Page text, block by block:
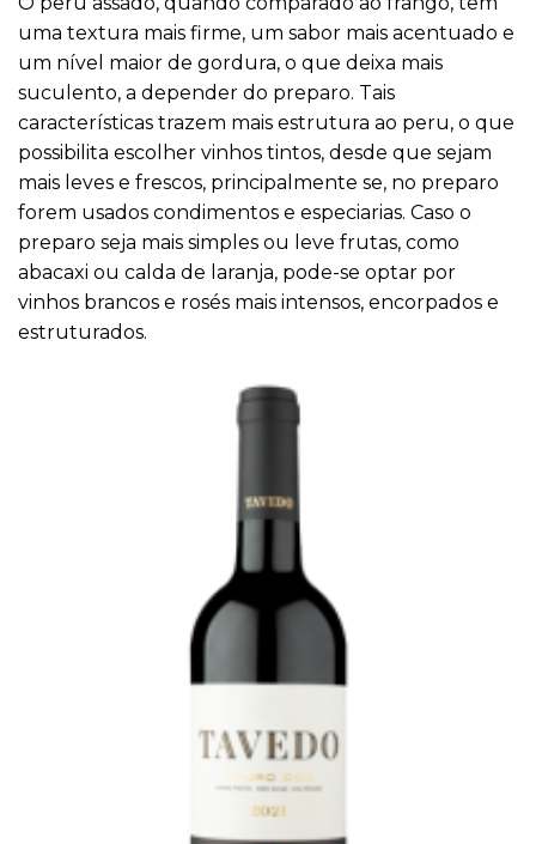
uma textura mais firme, um sabor mais acentuado e
um nível maior de gordura, o que deixa mais
suculento, a depender do preparo. Tais
características trazem mais estrutura ao peru, o que
possibilita escolher vinhos tintos, desde que sejam
mais leves e frescos, principalmente se, no preparo
forem usados condimentos e especiarias. Caso o
preparo seja mais simples ou leve frutas, como
abacaxi ou calda de laranja, pode-se optar por
vinhos brancos e rosés mais intensos, encorpados e
estruturados.